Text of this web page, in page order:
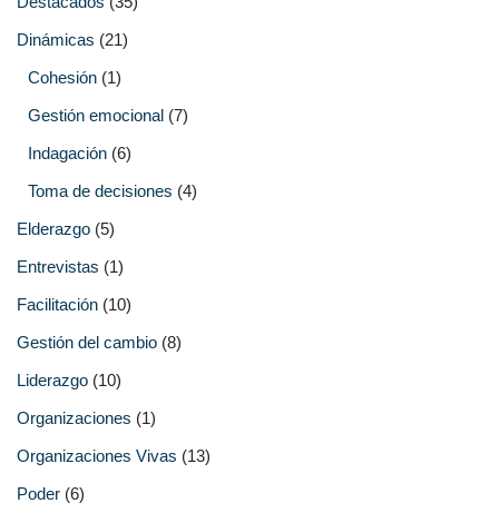
Dinámicas (21)
Cohesión (1)
Gestión emocional (7)
Indagación (6)
Toma de decisiones (4)
Elderazgo (5)
Entrevistas (1)
Facilitación (10)
Gestión del cambio (8)
Liderazgo (10)
Organizaciones (1)
Organizaciones Vivas (13)
Poder (6)